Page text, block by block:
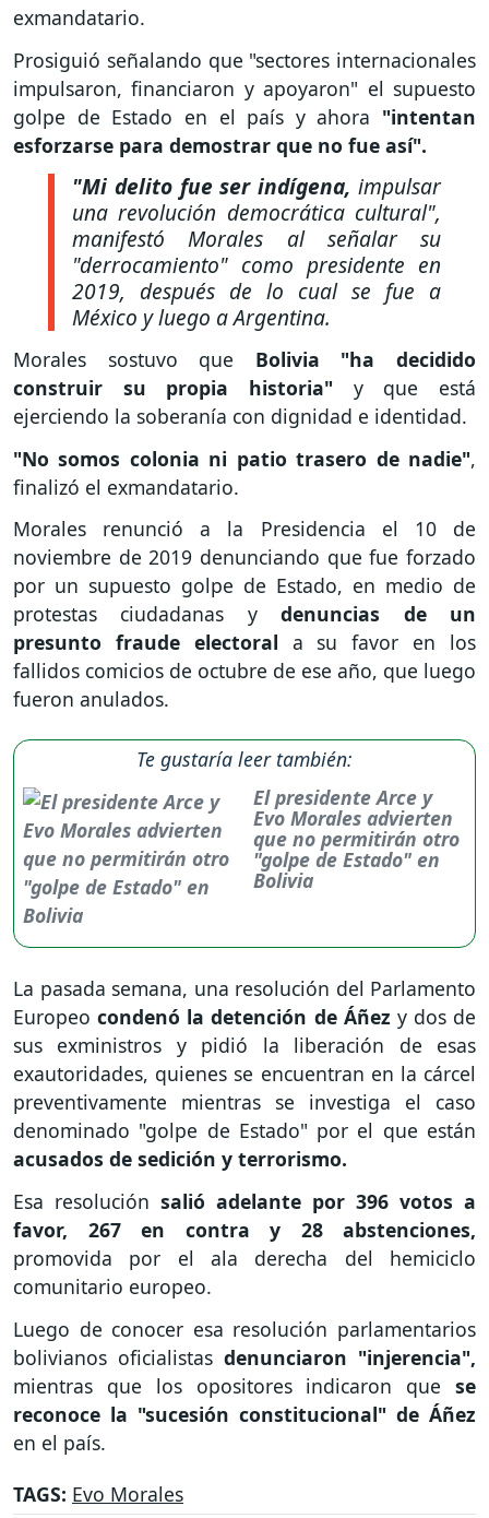
exmandatario.
Prosiguió señalando que "sectores internacionales
impulsaron, financiaron y apoyaron" el supuesto
golpe de Estado en el país y ahora "intentan
esforzarse para demostrar que no fue así".
"Mi delito fue ser indígena, impulsar
una revolución democrática cultural",
manifestó Morales al señalar su
"derrocamiento" como presidente en
2019, después de lo cual se fue a
México y luego a Argentina.
Morales sostuvo que Bolivia "ha decidido
construir su propia historia" y que está
ejerciendo la soberanía con dignidad e identidad.
"No somos colonia ni patio trasero de nadie",
finalizó el exmandatario.
Morales renunció a la Presidencia el 10 de
noviembre de 2019 denunciando que fue forzado
por un supuesto golpe de Estado, en medio de
protestas ciudadanas ydenuncias de un
presunto fraude electoral a su favor en los
fallidos comicios de octubre de ese año, que luego
fueron anulados.
Te gustaría leer también:
El presidente Arce y
Evo Morales advierten
que no permitirán otro
"golpe de Estado" en
Bolivia
La pasada semana, una resolución del Parlamento
Europeo condenó la detención de Áñez y dos de
sus exministros y pidió la liberación de esas
exautoridades, quienes se encuentran en la cárcel
preventivamente mientras se investiga el caso
denominado "golpe de Estado" por el que están
acusados de sedición y terrorismo.
Esa resolución salió adelante por 396 votos a
favor, 267 en contra y 28 abstenciones,
promovida por el ala derecha del hemiciclo
comunitario europeo.
Luego de conocer esa resolución parlamentarios
bolivianos oficialistas denunciaron "injerencia",
mientras que los opositores indicaron que se
reconoce la "sucesión constitucional" de Áñez
en el país.
TAGS: Evo Morales